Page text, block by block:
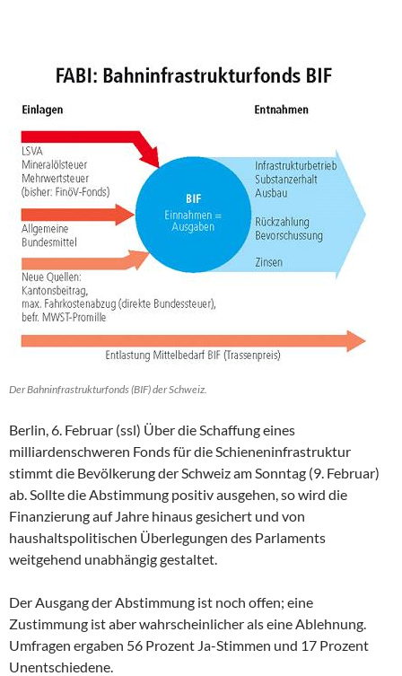
Der Bahninfrastrukturfonds (BIF) der Schweiz.
Berlin, 6. Februar (ssl) Über die Schaffung eines
milliardenschweren Fonds für die Schieneninfrastruktur
stimmt die Bevölkerung der Schweiz am Sonntag (9. Februar)
ab. Sollte die Abstimmung positiv ausgehen, so wird die
Finanzierung auf Jahre hinaus gesichert und von
haushaltspolitischen Überlegungen des Parlaments
weitgehend unabhängig gestaltet.
Der Ausgang der Abstimmung ist noch offen; eine
Zustimmung ist aber wahrscheinlicher als eine Ablehnung.
Umfragen ergaben 56 Prozent Ja-Stimmen und 17 Prozent
Unentschiedene.